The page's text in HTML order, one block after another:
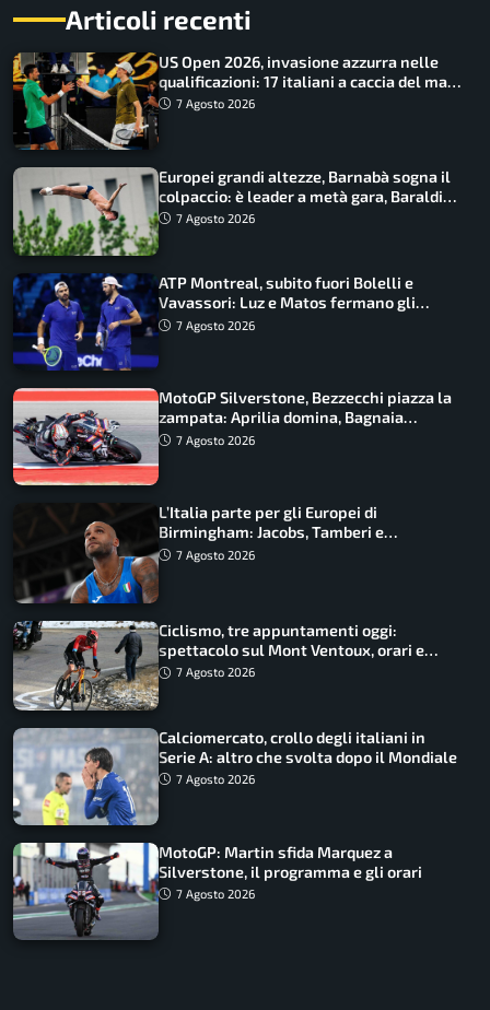
Articoli recenti
US Open 2026, invasione azzurra nelle
qualificazioni: 17 italiani a caccia del main
draw7 Agosto 2026
Europei grandi altezze, Barnabà sogna il
colpaccio: è leader a metà gara, Baraldi
ancora in corsa
7 Agosto 2026
ATP Montreal, subito fuori Bolelli e
Vavassori: Luz e Matos fermano gli
azzurri
7 Agosto 2026
MotoGP Silverstone, Bezzecchi piazza la
zampata: Aprilia domina, Bagnaia
costretto al Q1
7 Agosto 2026
L’Italia parte per gli Europei di
Birmingham: Jacobs, Tamberi e
Battocletti guidano una spedizione
7 Agosto 2026
Ciclismo, tre appuntamenti oggi:
spettacolo sul Mont Ventoux, orari e
come vederli
7 Agosto 2026
Calciomercato, crollo degli italiani in
Serie A: altro che svolta dopo il Mondiale
7 Agosto 2026
MotoGP: Martin sfida Marquez a
Silverstone, il programma e gli orari
7 Agosto 2026